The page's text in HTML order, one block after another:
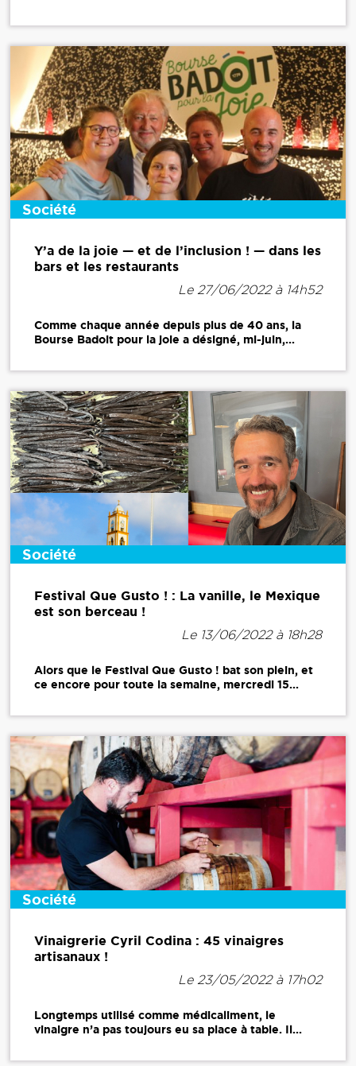
Société
Y’a de la joie — et de l’inclusion ! — dans les
bars et les restaurants
Le 27/06/2022 à 14h52
Comme chaque année depuis plus de 40 ans, la
Bourse Badoit pour la joie a désigné, mi-juin,...
Société
Festival Que Gusto ! : La vanille, le Mexique
est son berceau !
Le 13/06/2022 à 18h28
Alors que le Festival Que Gusto ! bat son plein, et
ce encore pour toute la semaine, mercredi 15...
Société
Vinaigrerie Cyril Codina : 45 vinaigres
artisanaux !
Le 23/05/2022 à 17h02
Longtemps utilisé comme médicaliment, le
vinaigre n’a pas toujours eu sa place à table. Il...